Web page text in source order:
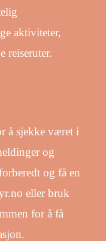
aktiviteter,
reiseruter.
å sjekke været i
og
og få en
eller bruk
for å få